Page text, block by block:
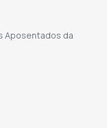
Aposentados da